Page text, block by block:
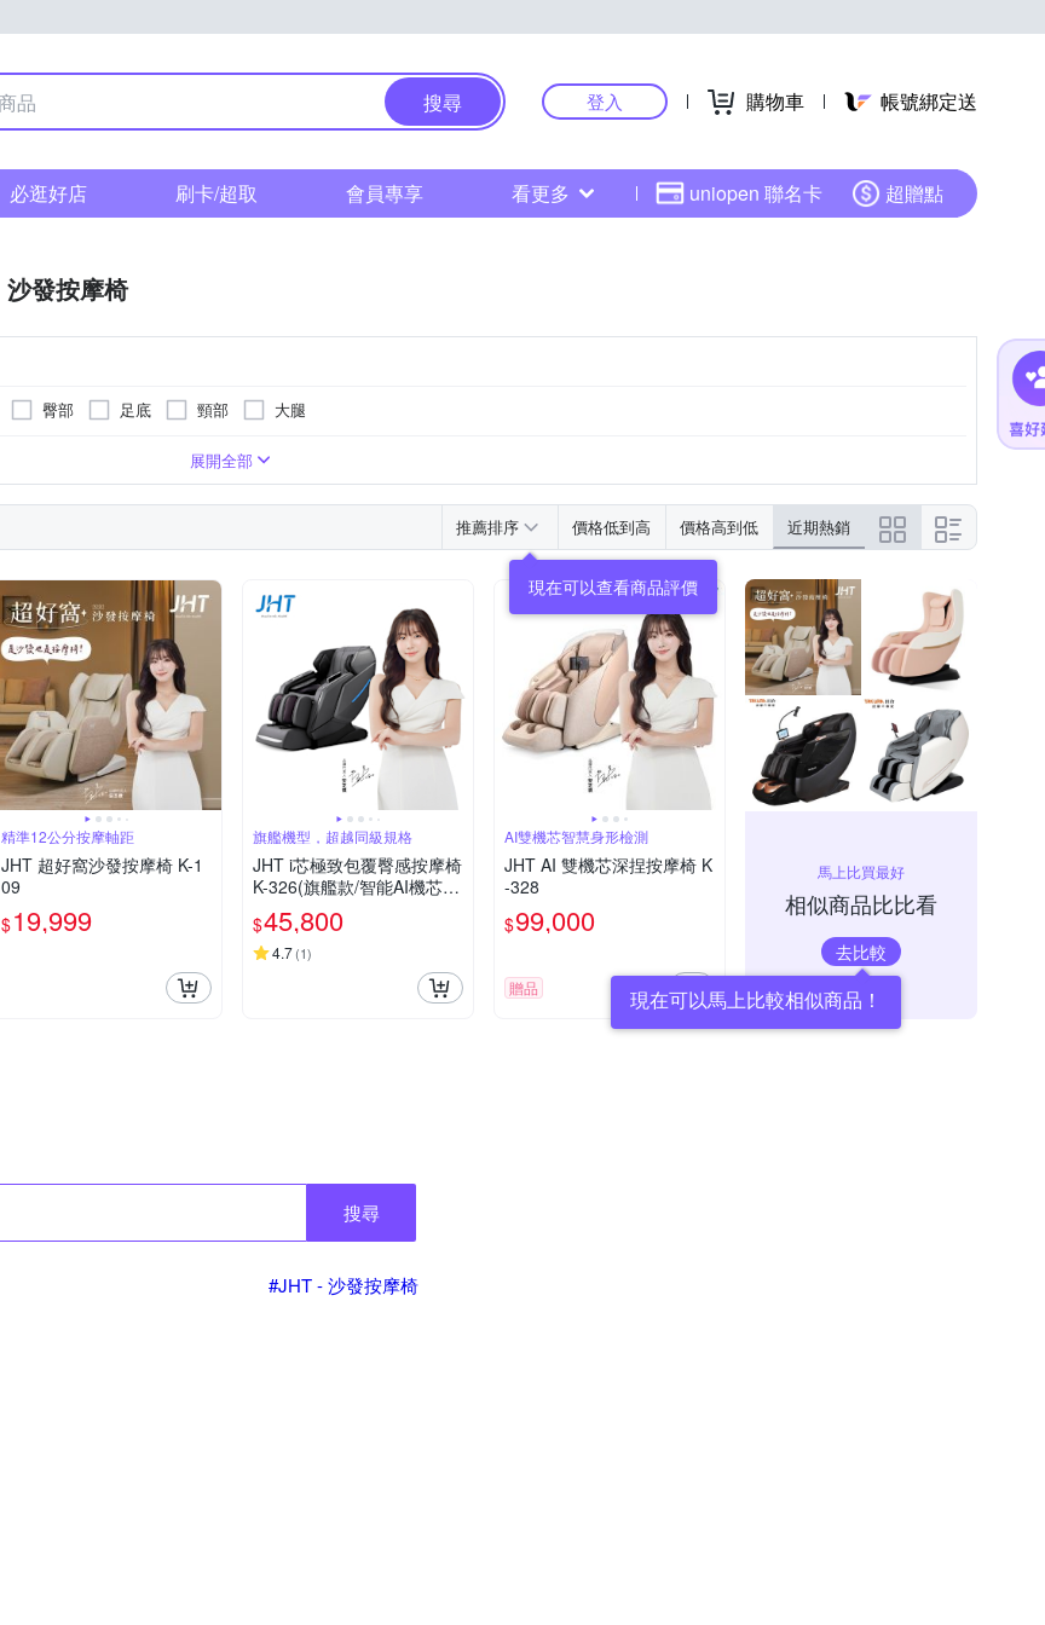
搜尋 登入 購物車 帳號綁定送
必逛好店 刷卡/超取 會員專享 看更多 uniopen 聯名卡 超贈點
沙發按摩椅
臀部 足底 頸部 大腿
展開全部
推薦排序 價格低到高 價格高到低 近期熱銷
現在可以查看商品評價
精準12公分按摩軸距
JHT 超好窩沙發按摩椅 K-1
09
$19,999
旗艦機型，超越同級規格
JHT i芯極致包覆臀感按摩椅
K-326(旗艦款/智能AI機芯/
兩色可選)
$45,800
4.7(1)
AI雙機芯智慧身形檢測
JHT AI 雙機芯深捏按摩椅 K
-328
$99,000
贈品
馬上比買最好
相似商品比比看
去比較
現在可以馬上比較相似商品！
搜尋
#JHT - 沙發按摩椅